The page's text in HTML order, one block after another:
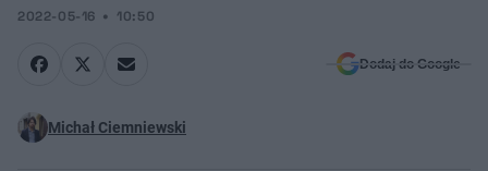
2022-05-16 10:50
Dodaj do Google
Michał Ciemniewski